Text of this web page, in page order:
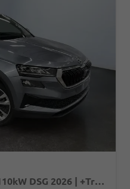
Selection 1.5 TSI 150PS/110kW DSG 2026 | +TravelAssist +RFK & Parksensoren +Var. Gepäckraumboden